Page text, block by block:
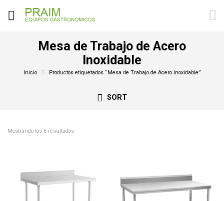
Mesa de Trabajo de Acero
Inoxidable
Inicio Productos etiquetados “Mesa de Trabajo de Acero Inoxidable”
SORT
Mostrando los 6 resultados